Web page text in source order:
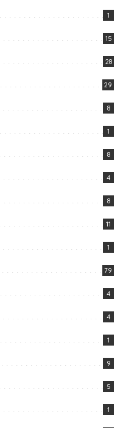
1
15
28
29
8
1
8
4
8
11
1
79
4
4
1
9
5
1